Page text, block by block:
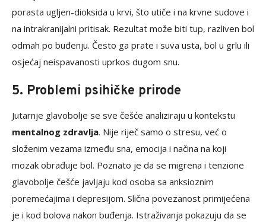
porasta ugljen-dioksida u krvi, što utiče i na krvne sudove i
na intrakranijalni pritisak. Rezultat može biti tup, razliven bol
odmah po buđenju. Često ga prate i suva usta, bol u grlu ili
osjećaj neispavanosti uprkos dugom snu.
5. Problemi psihičke prirode
Jutarnje glavobolje se sve češće analiziraju u kontekstu
mentalnog zdravlja. Nije riječ samo o stresu, već o
složenim vezama između sna, emocija i načina na koji
mozak obrađuje bol. Poznato je da se migrena i tenzione
glavobolje češće javljaju kod osoba sa anksioznim
poremećajima i depresijom. Slična povezanost primijećena
je i kod bolova nakon buđenja. Istraživanja pokazuju da se